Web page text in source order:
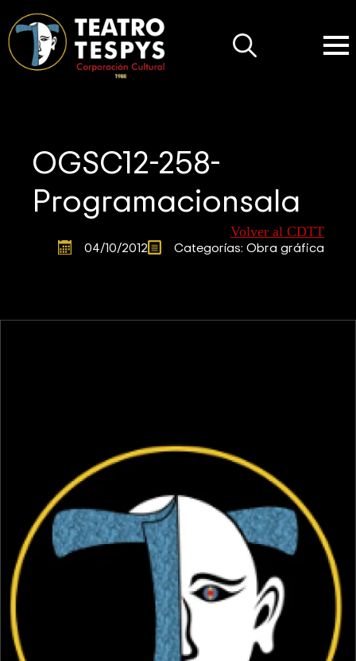
OGSC12-258-
Programacionsala
Volver al CDTT
04/10/2012 Categorías: Obra gráfica